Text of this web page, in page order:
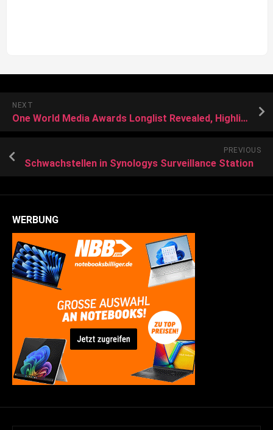
NEXT
One World Media Awards Longlist Revealed, Highlighting Women’s Solutions Reporting
PREVIOUS
Schwachstellen in Synologys Surveillance Station
WERBUNG